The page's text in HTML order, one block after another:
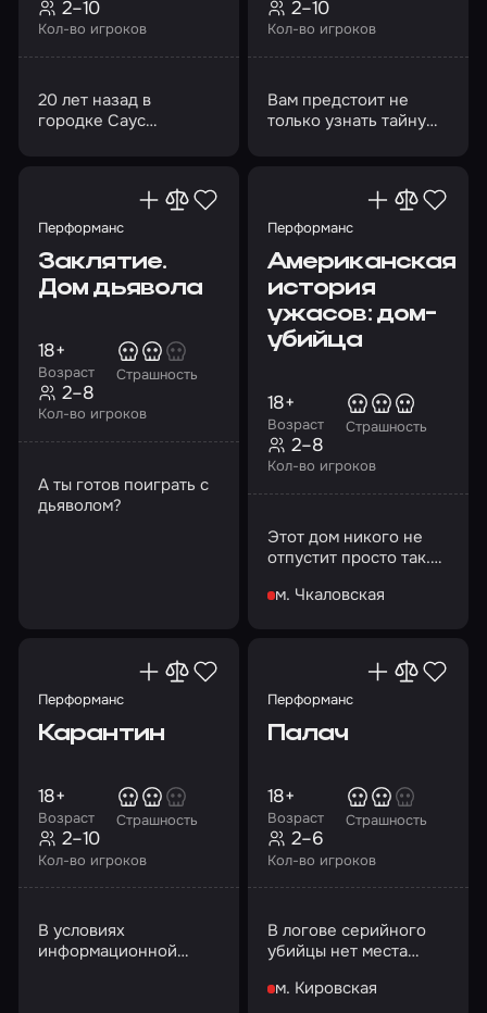
Кол-во игроков
2–10
20 лет назад в
городке Саус
кровавое убийство
Кол-во игроков
2–10
Вам предстоит не
только узнать тайну
Перформанс
Заклятие.
Дом дьявола
Возраст
18+
Страшность
Кол-во игроков
2–8
А ты готов поиграть с
дьяволом?
Перформанс
Американская
история
ужасов: дом-
убийца
Возраст
18+
Страшность
Кол-во игроков
2–8
Этот дом никого не
отпустит просто так.
договориться с ним?
м. Чкаловская
Перформанс
Карантин
Возраст
18+
Страшность
Кол-во игроков
2–10
В условиях
информационной
Перформанс
Палач
Возраст
18+
Страшность
Кол-во игроков
2–6
В логове серийного
убийцы нет места
игра на выживание в
м. Кировская